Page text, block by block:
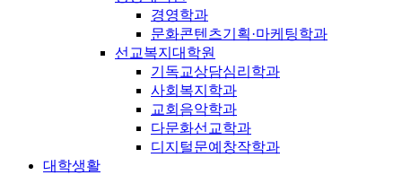
경영학과
문화콘텐츠기획·마케팅학과
선교복지대학원
기독교상담심리학과
사회복지학과
교회음악학과
다문화선교학과
디지털문예창작학과
대학생활